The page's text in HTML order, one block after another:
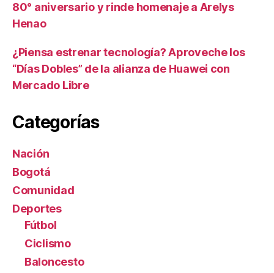
80° aniversario y rinde homenaje a Arelys
Henao
¿Piensa estrenar tecnología? Aproveche los
“Días Dobles” de la alianza de Huawei con
Mercado Libre
Categorías
Nación
Bogotá
Comunidad
Deportes
Fútbol
Ciclismo
Baloncesto